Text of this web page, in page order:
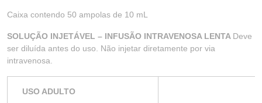
Caixa contendo 50 ampolas de 10 mL
SOLUÇÃO INJETÁVEL – INFUSÃO INTRAVENOSA LENTA Deve
ser diluída antes do uso. Não injetar diretamente por via
intravenosa.
USO ADULTO